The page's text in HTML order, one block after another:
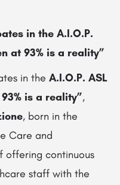
in the A.I.O.P.
at 93% is a reality”
in the A.I.O.P. ASL
is a reality”,
, born in the
Care and
offering continuous
staff with the